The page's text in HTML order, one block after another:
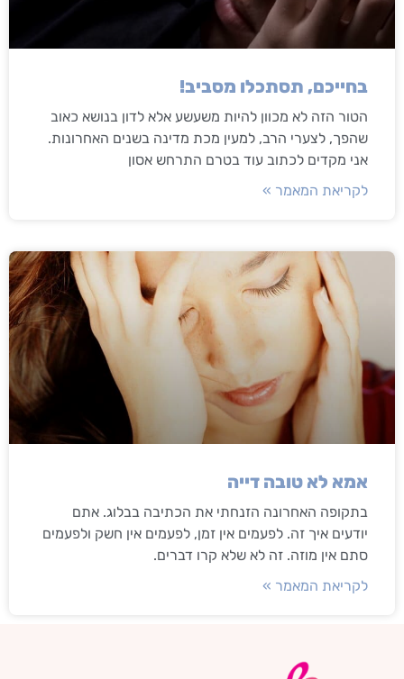
בחייכם, תסתכלו מסביב!
הטור הזה לא מכוון להיות משעשע אלא לדון בנושא כאוב
שהפך, לצערי הרב, למעין מכת מדינה בשנים האחרונות.
אני מקדים לכתוב עוד בטרם התרחש אסון
לקריאת המאמר »
אמא לא טובה דייה
בתקופה האחרונה הזנחתי את הכתיבה בבלוג. אתם
יודעים איך זה. לפעמים אין זמן, לפעמים אין חשק ולפעמים
סתם אין מוזה. זה לא שלא קרו דברים.
לקריאת המאמר »